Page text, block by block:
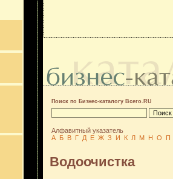
Поиск по Бизнес-каталогу Всего.RU
Алфавитный указатель
А Б В Г Д Е Ж З И К Л М Н О П
Водоочистка